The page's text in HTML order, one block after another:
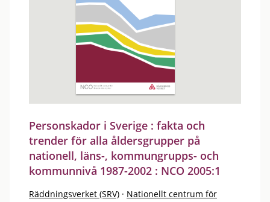
Personskador i Sverige : fakta och
trender för alla åldersgrupper på
nationell, läns-, kommungrupps- och
kommunnivå 1987-2002 : NCO 2005:1
Räddningsverket (SRV) · Nationellt centrum för